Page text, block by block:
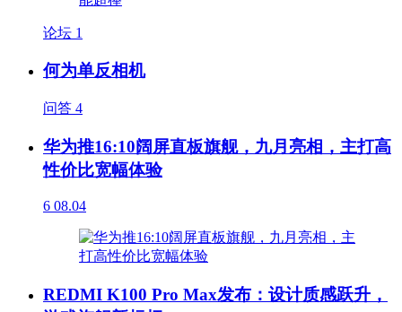
论坛 1
何为单反相机
问答 4
华为推16:10阔屏直板旗舰，九月亮相，主打高
性价比宽幅体验
6 08.04
REDMI K100 Pro Max发布：设计质感跃升，